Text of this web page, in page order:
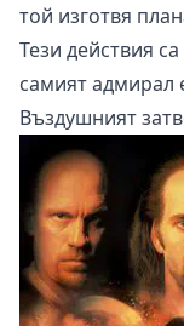
той изготвя
Тези действия
самият адмирал
Въздушният